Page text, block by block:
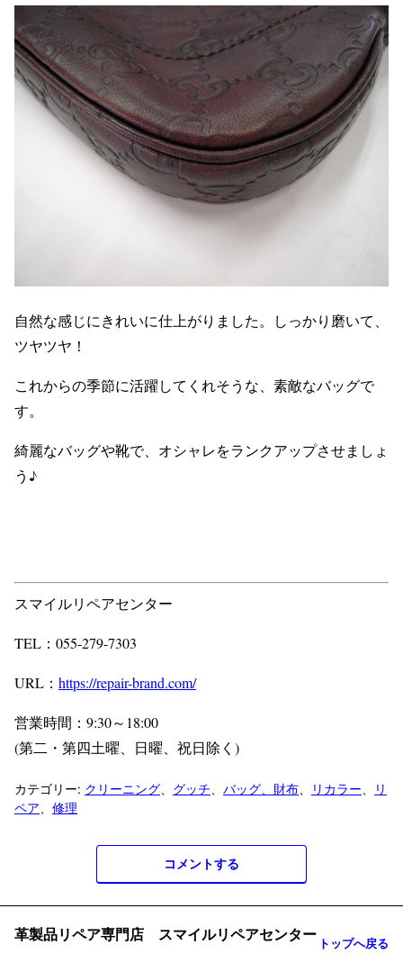
自然な感じにきれいに仕上がりました。しっかり磨いて、
ツヤツヤ！
これからの季節に活躍してくれそうな、素敵なバッグで
す。
綺麗なバッグや靴で、オシャレをランクアップさせましょ
う♪
スマイルリペアセンター
TEL：055-279-7303
URL： https://repair-brand.com/
営業時間：9:30～18:00
(第二・第四土曜、日曜、祝日除く)
カテゴリー: クリーニング グッチ バッグ、財布 リカラー
リ
ペア
修理
コメントする
革製品リペア専門店 スマイルリペアセンター トップへ戻る